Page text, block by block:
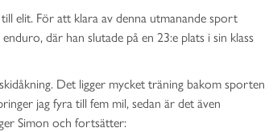
elit. För att klara av denna utmanande sport
där han slutade på en 23:e plats i sin klass
Det ligger mycket träning bakom sporten
jag fyra till fem mil, sedan är det även
Simon och fortsätter: